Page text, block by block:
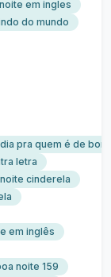
em ingles
do mundo
pra quem é de bom
letra
cinderela
em inglês
noite 159